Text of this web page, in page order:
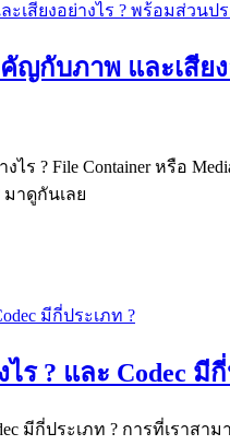
ญกับภาพ และเสีย
ไร ? File Container หรือ
าดูกันเลย
ร ? และ Codec มี
มีกี่ประเภท ? การที่เราสา